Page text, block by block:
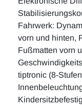
Fahrwerk:
vorn und hinten,
Fußmatten vorn
tiptronic (8-